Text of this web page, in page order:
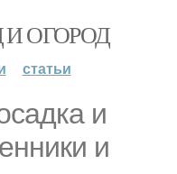
ОГОРОД
статьи
и
и